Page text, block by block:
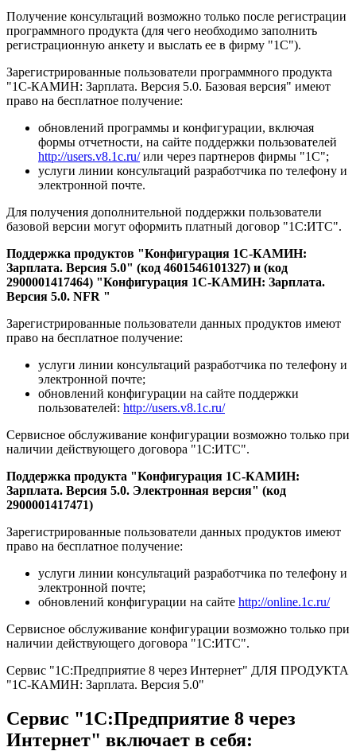
Получение консультаций возможно только после регистрации
программного продукта (для чего необходимо заполнить
регистрационную анкету и выслать ее в фирму "1С").
Зарегистрированные пользователи программного продукта
"1С-КАМИН: Зарплата. Версия 5.0. Базовая версия" имеют
право на бесплатное получение:
обновлений программы и конфигурации, включая
формы отчетности, на сайте поддержки пользователей
http://users.v8.1c.ru/или через партнеров фирмы "1С";
услуги линии консультаций разработчика по телефону и
электронной почте.
Для получения дополнительной поддержки пользователи
базовой версии могут оформить платный договор "1С:ИТС".
Поддержка продуктов "Конфигурация 1С-КАМИН:
Зарплата. Версия 5.0" (код 4601546101327) и (код
2900001417464) "Конфигурация 1С-КАМИН: Зарплата.
Версия 5.0. NFR "
Зарегистрированные пользователи данных продуктов имеют
право на бесплатное получение:
услуги линии консультаций разработчика по телефону и
электронной почте;
обновлений конфигурации на сайте поддержки
пользователей: http://users.v8.1c.ru/
Сервисное обслуживание конфигурации возможно только при
наличии действующего договора "1С:ИТС".
Поддержка продукта "Конфигурация 1С-КАМИН:
Зарплата. Версия 5.0. Электронная версия" (код
2900001417471)
Зарегистрированные пользователи данных продуктов имеют
право на бесплатное получение:
услуги линии консультаций разработчика по телефону и
электронной почте;
обновлений конфигурации на сайте http://online.1c.ru/
Сервисное обслуживание конфигурации возможно только при
наличии действующего договора "1С:ИТС".
Сервис "1С:Предприятие 8 через Интернет" ДЛЯ ПРОДУКТА
"1C-КАМИН: Зарплата. Версия 5.0"
Сервис "1С:Предприятие 8 через
Интернет" включает в себя: